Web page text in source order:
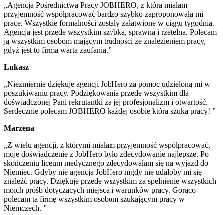
„Agencja Pośrednictwa Pracy JOBHERO, z która miałam
przyjemność współpracować bardzo szybko zaproponowała mi
prace. Wszystkie formalności zostały załatwione w ciągu tygodnia.
Agencja jest przede wszystkim szybka, sprawna i rzetelna. Polecam
ją wszystkim osobom mającym trudności ze znalezieniem pracy,
gdyż jest to firma warta zaufania.”
Lukasz
„Niezmiernie dziękuje agencji JobHero za pomoc udzieloną mi w
poszukiwaniu pracy. Podziękowania przede wszystkim dla
doświadczonej Pani rekrutantki za jej profesjonalizm i otwartość.
Serdecznie polecam JOBHERO każdej osobie która szuka pracy! ”
Marzena
„Z wielu agencji, z którymi miałam przyjemność współpracować,
moje doświadczenie z JobHero było zdecydowanie najlepsze. Po
skończeniu liceum medycznego zdecydowałam się na wyjazd do
Niemiec. Gdyby nie agencja JobHero nigdy nie udałoby mi się
znaleźć pracy. Dziękuje przede wszystkim za spełnienie wszystkich
moich próśb dotyczących miejsca i warunków pracy. Gorąco
polecam ta firmę wszystkim osobom szukającym pracy w
Niemczech. ”